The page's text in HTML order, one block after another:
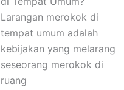
Larangan merokok di
tempat umum adalah
kebijakan yang melarang
seseorang merokok di
ruang